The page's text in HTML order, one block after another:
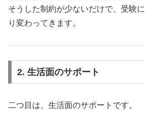
そうした制約が少ないだけで、受験
り変わってきます。
2. 生活面のサポート
二つ目は、生活面のサポートです。